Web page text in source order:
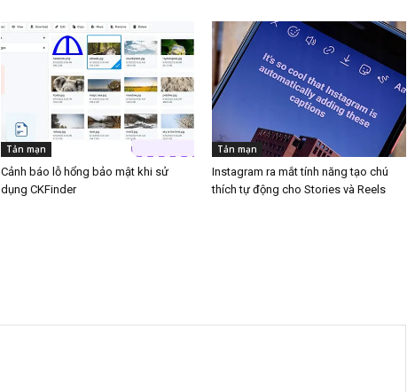
Tản mạn
Cảnh báo lỗ hổng bảo mật khi sử
dụng CKFinder
Tản mạn
Instagram ra mắt tính năng tạo chú
thích tự động cho Stories và Reels